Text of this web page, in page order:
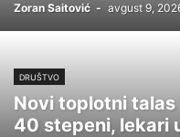
Zoran Saitović - avgust 9,
DRUŠTVO
Novi toplotni talas
40 stepeni, lekari